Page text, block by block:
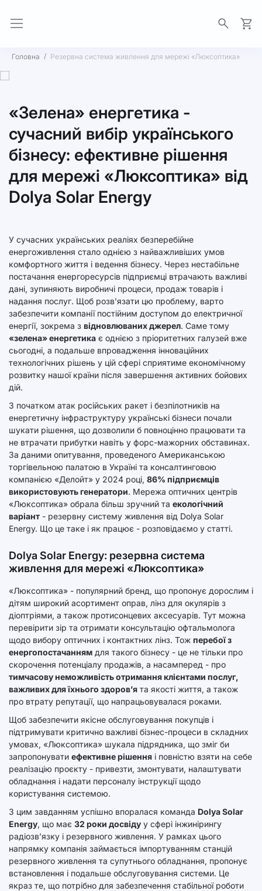
Головна Резервна система живлення для мережі «Люксоптика»
«Зелена» енергетика -
сучасний вибір українського
бізнесу: ефективне рішення
для мережі «Люксоптика» від
Dolya Solar Energy
У сучасних українських реаліях безперебійне
енергоживлення стало однією з найважливіших умов
комфортного життя і ведення бізнесу. Через нестабільне
постачання енергоресурсів підприємці втрачають важливі
дані, зупиняють виробничі процеси, продаж товарів і
надання послуг. Щоб розв’язати цю проблему, варто
забезпечити компанії постійним доступом до електричної
енергії, зокрема з відновлюваних джерел. Саме тому
«зелена» енергетика є однією з пріоритетних галузей вже
сьогодні, а подальше впровадження інноваційних
технологічних рішень у цій сфері сприятиме економічному
розвитку нашої країни після завершення активних бойових
дій.
З початком атак російських ракет і безпілотників на
енергетичну інфраструктуру українські бізнеси почали
шукати рішення, що дозволили б повноцінно працювати та
не втрачати прибутки навіть у форс-мажорних обставинах.
За даними опитування, проведеного Американською
торгівельною палатою в Україні та консалтинговою
компанією «Делойт» у 2024 році, 86% підприємців
використовують генератори. Мережа оптичних центрів
«Люксоптика» обрала більш зручний та екологічний
варіант - резервну систему живлення від Dolya Solar
Energy. Що це таке і як працює - розповідаємо у статті.
Dolya Solar Energy: резервна система
живлення для мережі «Люксоптика»
«Люксоптика» - популярний бренд, що пропонує дорослим і
дітям широкий асортимент оправ, лінз для окулярів з
діоптріями, а також протисонцевих аксесуарів. Тут можна
перевірити зір та отримати консультацію офтальмолога
щодо вибору оптичних і контактних лінз. Тож перебої з
енергопостачанням для такого бізнесу - це не тільки про
скорочення потенціалу продажів, а насамперед - про
тимчасову неможливість отримання клієнтами послуг,
важливих для їхнього здоров’я та якості життя, а також
про втрату репутації, що напрацьовувалася роками.
Щоб забезпечити якісне обслуговування покупців і
підтримувати критично важливі бізнес-процеси в складних
умовах, «Люксоптика» шукала підрядника, що зміг би
запропонувати ефективне рішення і повністю взяти на себе
реалізацію проєкту - привезти, змонтувати, налаштувати
обладнання і надати персоналу інструкції щодо
користування системою.
З цим завданням успішно впоралася команда Dolya Solar
Energy, що має 32 роки досвіду у сфері інжинірингу
радіозв’язку і резервного живлення. У рамках цього
напрямку компанія займається імпортуванням станцій
резервного живлення та супутнього обладнання, пропонує
встановлення і подальше обслуговування системи. Це
якраз те, що потрібно для забезпечення стабільної роботи